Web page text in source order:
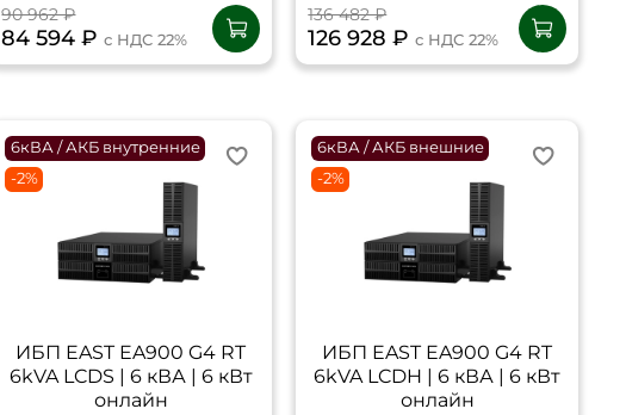
90 962 ₽
84 594 ₽с НДС 22%
136 482 ₽
126 928 ₽с НДС 22%
6кВА / АКБ внутренние
-2%
ИБП EAST EA900 G4 RT
6kVA LCDS | 6 кВА | 6 кВт
онлайн
6кВА / АКБ внешние
-2%
ИБП EAST EA900 G4 RT
6kVA LCDH | 6 кВА | 6 кВт
онлайн